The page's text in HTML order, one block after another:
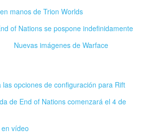
manos de Trion Worlds
of Nations se pospone indefinidamente
Nuevas imágenes de Warface
las opciones de configuración para Rift
de End of Nations comenzará el 4 de
vídeo